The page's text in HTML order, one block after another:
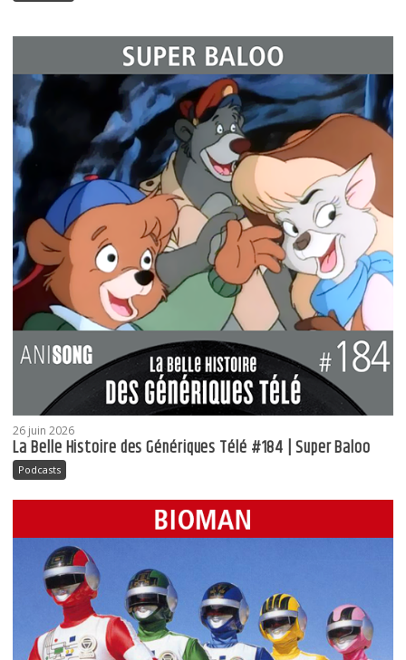
26 juin 2026
La Belle Histoire des Génériques Télé #184 | Super Baloo
Podcasts